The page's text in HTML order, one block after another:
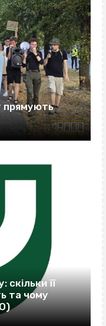
прямують
її
та чому